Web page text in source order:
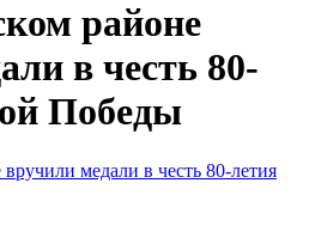
районе
в честь 80-
Победы